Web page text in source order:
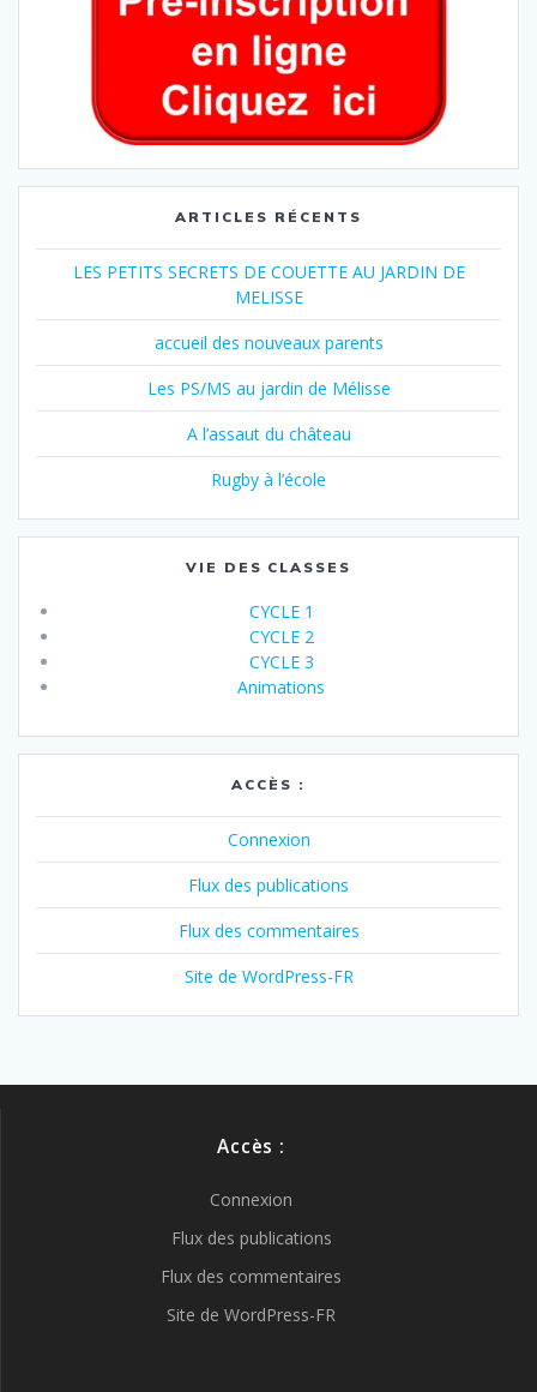
ARTICLES RÉCENTS
LES PETITS SECRETS DE COUETTE AU JARDIN DE
MELISSE
accueil des nouveaux parents
Les PS/MS au jardin de Mélisse
A l’assaut du château
Rugby à l’école
VIE DES CLASSES
CYCLE 1
CYCLE 2
CYCLE 3
Animations
ACCÈS :
Connexion
Flux des publications
Flux des commentaires
Site de WordPress-FR
Accès :
Connexion
Flux des publications
Flux des commentaires
Site de WordPress-FR